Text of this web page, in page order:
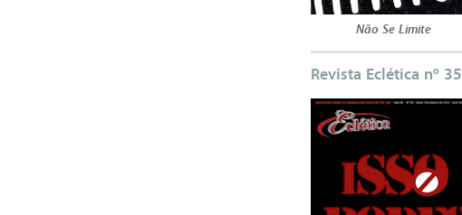
Não Se Limite
Revista Eclética nº 35